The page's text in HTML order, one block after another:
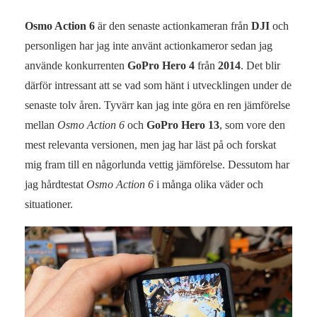
Osmo Action 6 är den senaste actionkameran från DJI och
personligen har jag inte använt actionkameror sedan jag
använde konkurrenten GoPro Hero 4 från 2014. Det blir
därför intressant att se vad som hänt i utvecklingen under de
senaste tolv åren. Tyvärr kan jag inte göra en ren jämförelse
mellan Osmo Action 6 och GoPro Hero 13, som vore den
mest relevanta versionen, men jag har läst på och forskat
mig fram till en någorlunda vettig jämförelse. Dessutom har
jag hårdtestat Osmo Action 6 i många olika väder och
situationer.